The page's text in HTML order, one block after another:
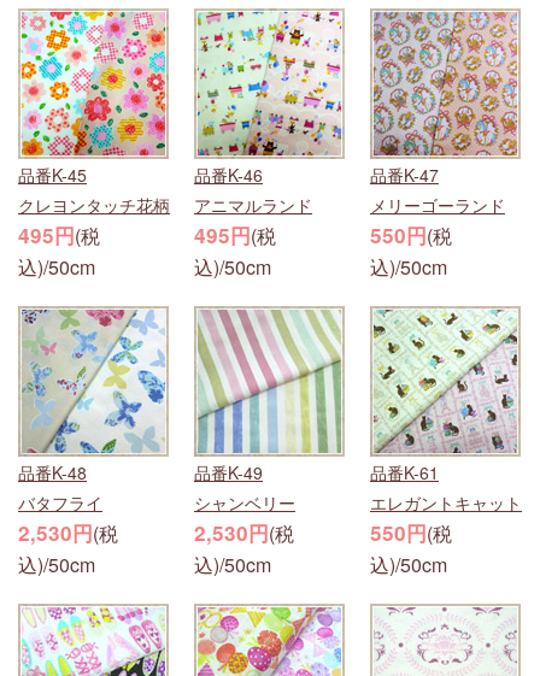
品番K-45
クレヨンタッチ花柄
495円(税
込)/50cm
品番K-46
アニマルランド
495円(税
込)/50cm
品番K-47
メリーゴーランド
550円(税
込)/50cm
品番K-48
バタフライ
2,530円(税
込)/50cm
品番K-49
シャンベリー
2,530円(税
込)/50cm
品番K-61
エレガントキャット
550円(税
込)/50cm